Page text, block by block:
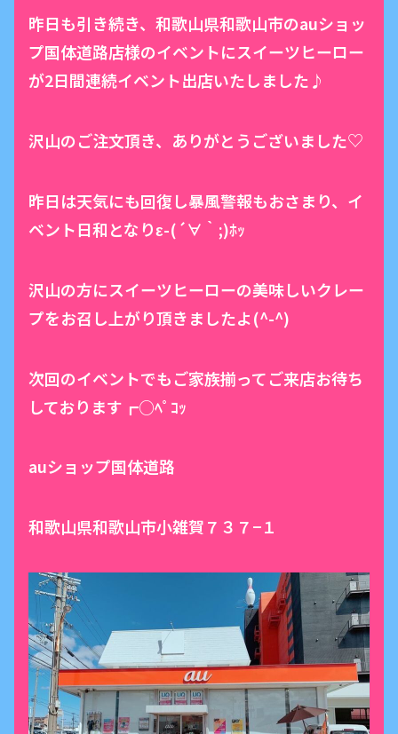
昨日も引き続き、和歌山県和歌山市のauショッ
プ国体道路店様のイベントにスイーツヒーロー
が2日間連続イベント出店いたしました♪
沢山のご注文頂き、ありがとうございました♡
昨日は天気にも回復し暴風警報もおさまり、イ
ベント日和となりε-(´∀｀;)ﾎｯ
沢山の方にスイーツヒーローの美味しいクレー
プをお召し上がり頂きましたよ(^-^)
次回のイベントでもご家族揃ってご来店お待ち
しております┏○ﾍﾟｺｯ
auショップ国体道路
和歌山県和歌山市小雑賀７３７−１